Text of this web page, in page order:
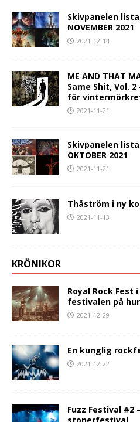
Skivpanelen
NOVEMBER 2021
2021-12-14
ME AND THAT
Same Shit, Vol.
för
2021-11-21
Skivpanelen
OKTOBER 2021
2021-11-21
Thåström i ny
2021-11-13
KRÖNIKOR
Royal Rock Fest
festivalen på
2021-12-29
En kunglig
2021-12-22
Fuzz Festival #2
stonerfestival